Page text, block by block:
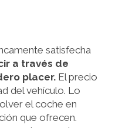
satisfecha
a través de
placer. El precio
del vehículo. Lo
el coche en
que ofrecen.